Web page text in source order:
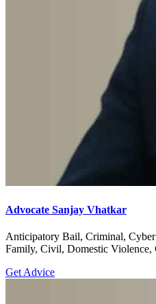
Advocate Sanjay Vhatkar
Anticipatory Bail, Criminal,
Family, Civil, Domestic Violence,
Get Advice